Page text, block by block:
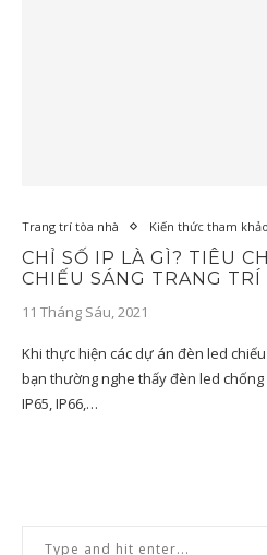
Trang trí tòa nhà Kiến thức tham khảo
CHỈ SỐ IP LÀ GÌ? TIÊU
CHIẾU SÁNG TRANG TRÍ
11 Tháng Sáu, 2021
Khi thực hiện các dự án đèn led
bạn thường nghe thấy đèn led
IP65, IP66,…